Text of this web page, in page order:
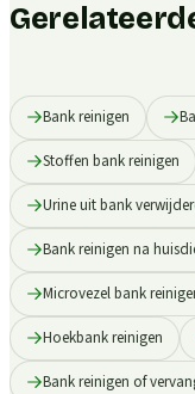
Bank reinigen
Stoffen bank reinigen
Urine uit bank
Bank reinigen na
Microvezel bank
Hoekbank reinigen
Bank reinigen of